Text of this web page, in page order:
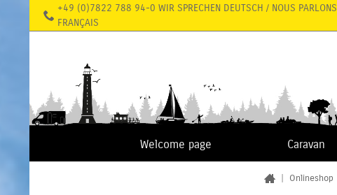
+49 (0)7822 788 94-0 WIR SPRECHEN DEUTSCH / NOUS PARLONS
FRANÇAIS
Welcome page Caravan
Onlineshop